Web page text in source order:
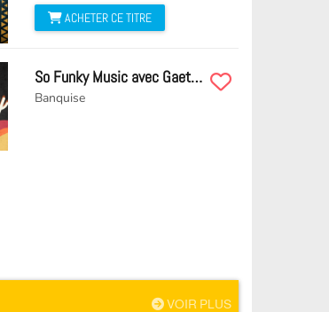
ACHETER CE TITRE
So Funky Music avec Gaetan
Banquise
VOIR PLUS